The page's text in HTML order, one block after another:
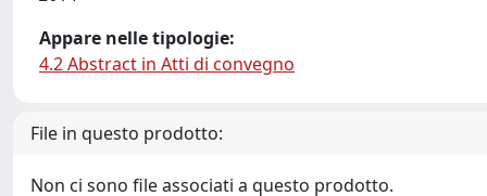
Appare nelle tipologie:
4.2 Abstract in Atti di convegno
File in questo prodotto:
Non ci sono file associati a questo prodotto.